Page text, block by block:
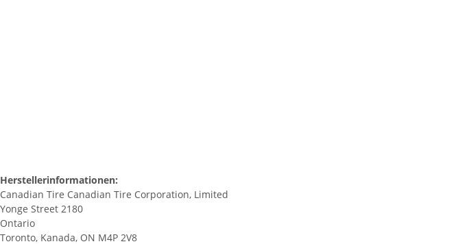
Herstellerinformationen:
Canadian Tire Canadian Tire Corporation, Limited
Yonge Street 2180
Ontario
Toronto, Kanada, ON M4P 2V8